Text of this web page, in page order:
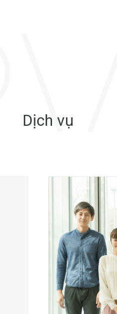
Dịch vụ